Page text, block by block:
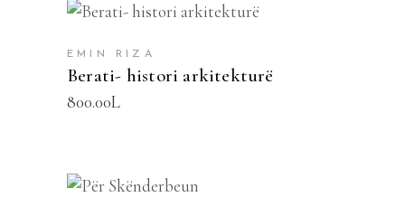
EMIN RIZA
Berati- histori arkitekturë
800.00L